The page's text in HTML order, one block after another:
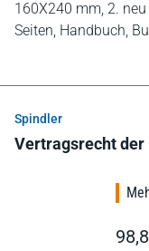
160X240 mm, 2.
Seiten, Handbuch,
Spindler
Vertragsrecht